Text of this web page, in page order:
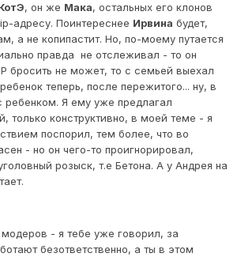
, он же Мака, остальных его клонов
адресу. Поинтереснее Ирвина будет,
а не копипастит. Но, по-моему путается
правда не отслеживал - то он
бросить не может, то с семьей выехал
теперь, после пережитого... ну, в
Я ему уже предлагал
только конструктивно, в моей теме - я
поспорил, тем более, что во
- но он чего-то проигнорировал,
розыск, т.е Бетона. А у Андрея на
- я тебе уже говорил, за
безответственно, а ты в этом